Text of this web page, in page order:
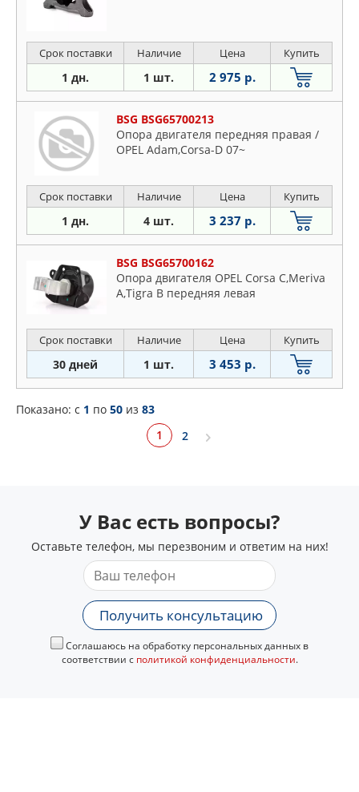
Срок поставки Наличие Цена Купить
1 дн. 1 шт. 2 975 р.
BSG BSG65700213
Опора двигателя передняя правая /
OPEL Adam,Corsa-D 07~
Срок поставки Наличие Цена Купить
1 дн. 4 шт. 3 237 р.
BSG BSG65700162
Опора двигателя OPEL Corsa C,Meriva
A,Tigra B передняя левая
Срок поставки Наличие Цена Купить
30 дней 1 шт. 3 453 р.
Показано: c 1 по 50 из 83
1
2
У Вас есть вопросы?
Оставьте телефон, мы перезвоним и ответим на них!
Получить консультацию
Соглашаюсь на обработку персональных данных в
соответствии с политикой конфиденциальности.